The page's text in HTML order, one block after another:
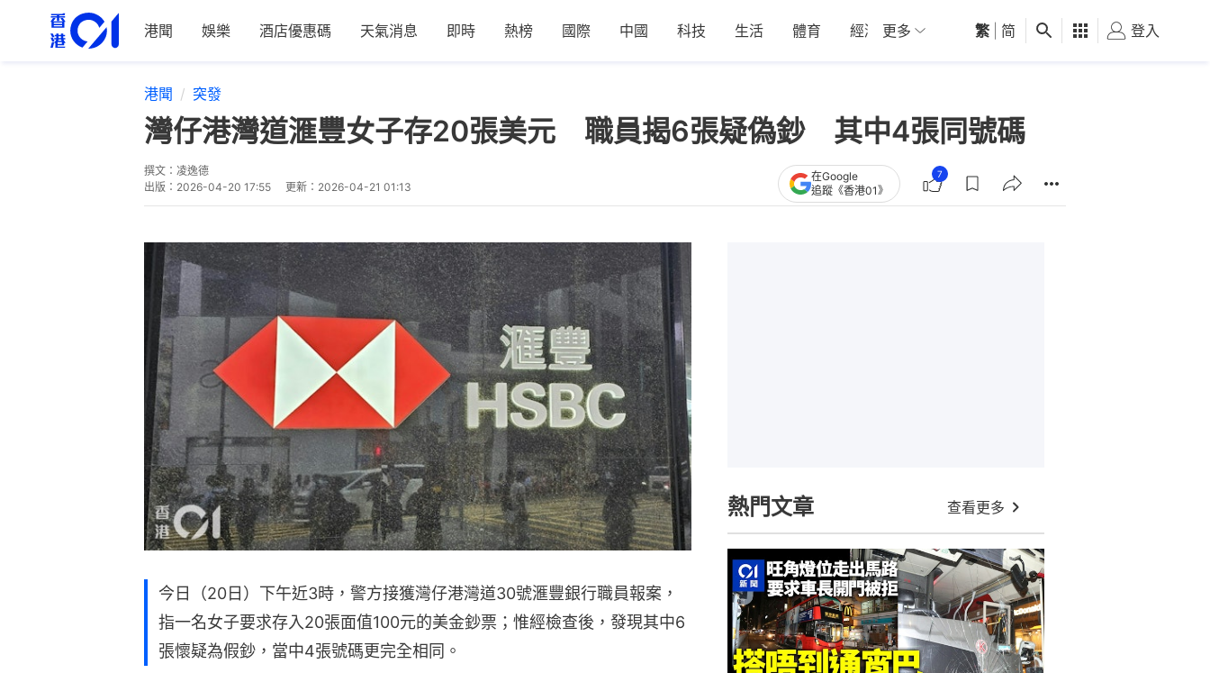
港聞 娛樂 酒店優惠碼 天氣消息 即時 熱榜 國際 中國 科技 生活 體育 經濟 01深圳 觀點 健康 好食玩飛
更多 繁 简 登入
港聞 突發
灣仔港灣道滙豐女子存20張美元 職員揭6張疑偽鈔 其中4張同號碼
撰文： 凌逸德
出版： 2026-04-20 17:55 更新： 2026-04-21 01:13
在Google
追蹤《香港01》
7
今日（20日）下午近3時，警方接獲灣仔港灣道30號滙豐銀行職員報案，
指一名女子要求存入20張面值100元的美金鈔票；惟經檢查後，發現其中6
張懷疑為假鈔，當中4張號碼更完全相同。
熱門文章 查看更多